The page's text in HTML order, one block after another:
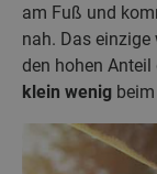
am Fuß und
nah. Das
den hohen
klein wenig